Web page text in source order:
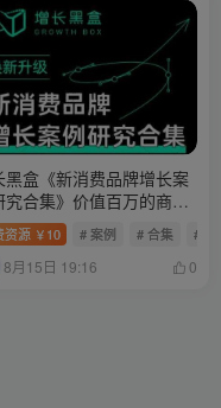
黑盒《新消费品牌增长案
究合集》价值百万的商业
资源 ￥ 10 # 案例 # 合集 # 黑
8月15日 19:16 0